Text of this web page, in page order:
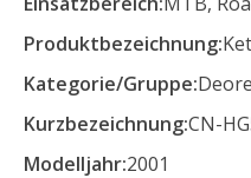
Produktbezeichnung:
Kategorie/Gruppe:Deore
Kurzbezeichnung:CN-
Modelljahr:2001